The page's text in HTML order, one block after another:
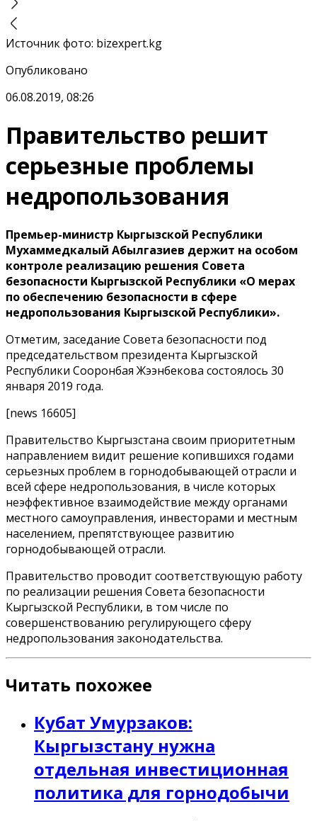
Источник фото: bizexpert.kg
Опубликовано
06.08.2019, 08:26
Правительство решит
серьезные проблемы
недропользования
Премьер-министр Кыргызской Республики
Мухаммедкалый Абылгазиев держит на особом
контроле реализацию решения Совета
безопасности Кыргызской Республики «О мерах
по обеспечению безопасности в сфере
недропользования Кыргызской Республики».
Отметим, заседание Совета безопасности под
председательством президента Кыргызской
Республики Сооронбая Жээнбекова состоялось 30
января 2019 года.
[news 16605]
Правительство Кыргызстана своим приоритетным
направлением видит решение копившихся годами
серьезных проблем в горнодобывающей отрасли и
всей сфере недропользования, в числе которых
неэффективное взаимодействие между органами
местного самоуправления, инвесторами и местным
населением, препятствующее развитию
горнодобывающей отрасли.
Правительство проводит соответствующую работу
по реализации решения Совета безопасности
Кыргызской Республики, в том числе по
совершенствованию регулирующего сферу
недропользования законодательства.
Читать похожее
Кубат Умурзаков:
Кыргызстану нужна
отдельная инвестиционная
политика для горнодобычи